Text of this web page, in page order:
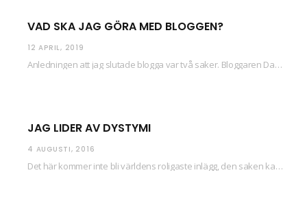
VAD SKA JAG GÖRA MED BLOGGEN?
12 APRIL, 2019
Anledningen att jag slutade blogga var två saker. Bloggaren Daniel skrev ut checkar som personen…
JAG LIDER AV DYSTYMI
4 AUGUSTI, 2016
Det här kommer inte bli världens roligaste inlägg, den saken kan ni räkna med. Det…